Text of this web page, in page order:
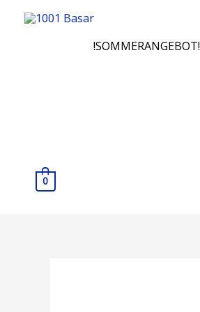
!SOMMERANGEBOT!
0